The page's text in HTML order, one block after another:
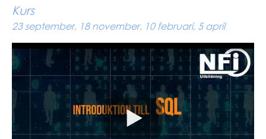
Kurs
23 september, 18 november, 10 februari, 5 april